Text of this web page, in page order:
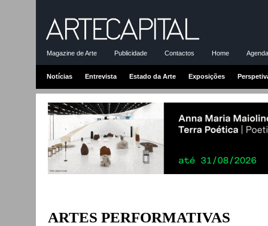
Magazine de Arte Publicidade Contactos Home
Notícias Entrevista Estado da Arte Exposições
ARTES PERFORMATIVAS